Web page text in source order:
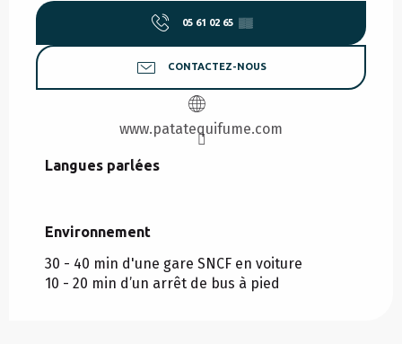
05 61 02 65 ▒▒
CONTACTEZ-NOUS
www.patatequifume.com
Langues parlées
Langues parlées
Environnement
Environnement
30 - 40 min d'une gare SNCF en voiture
10 - 20 min d’un arrêt de bus à pied